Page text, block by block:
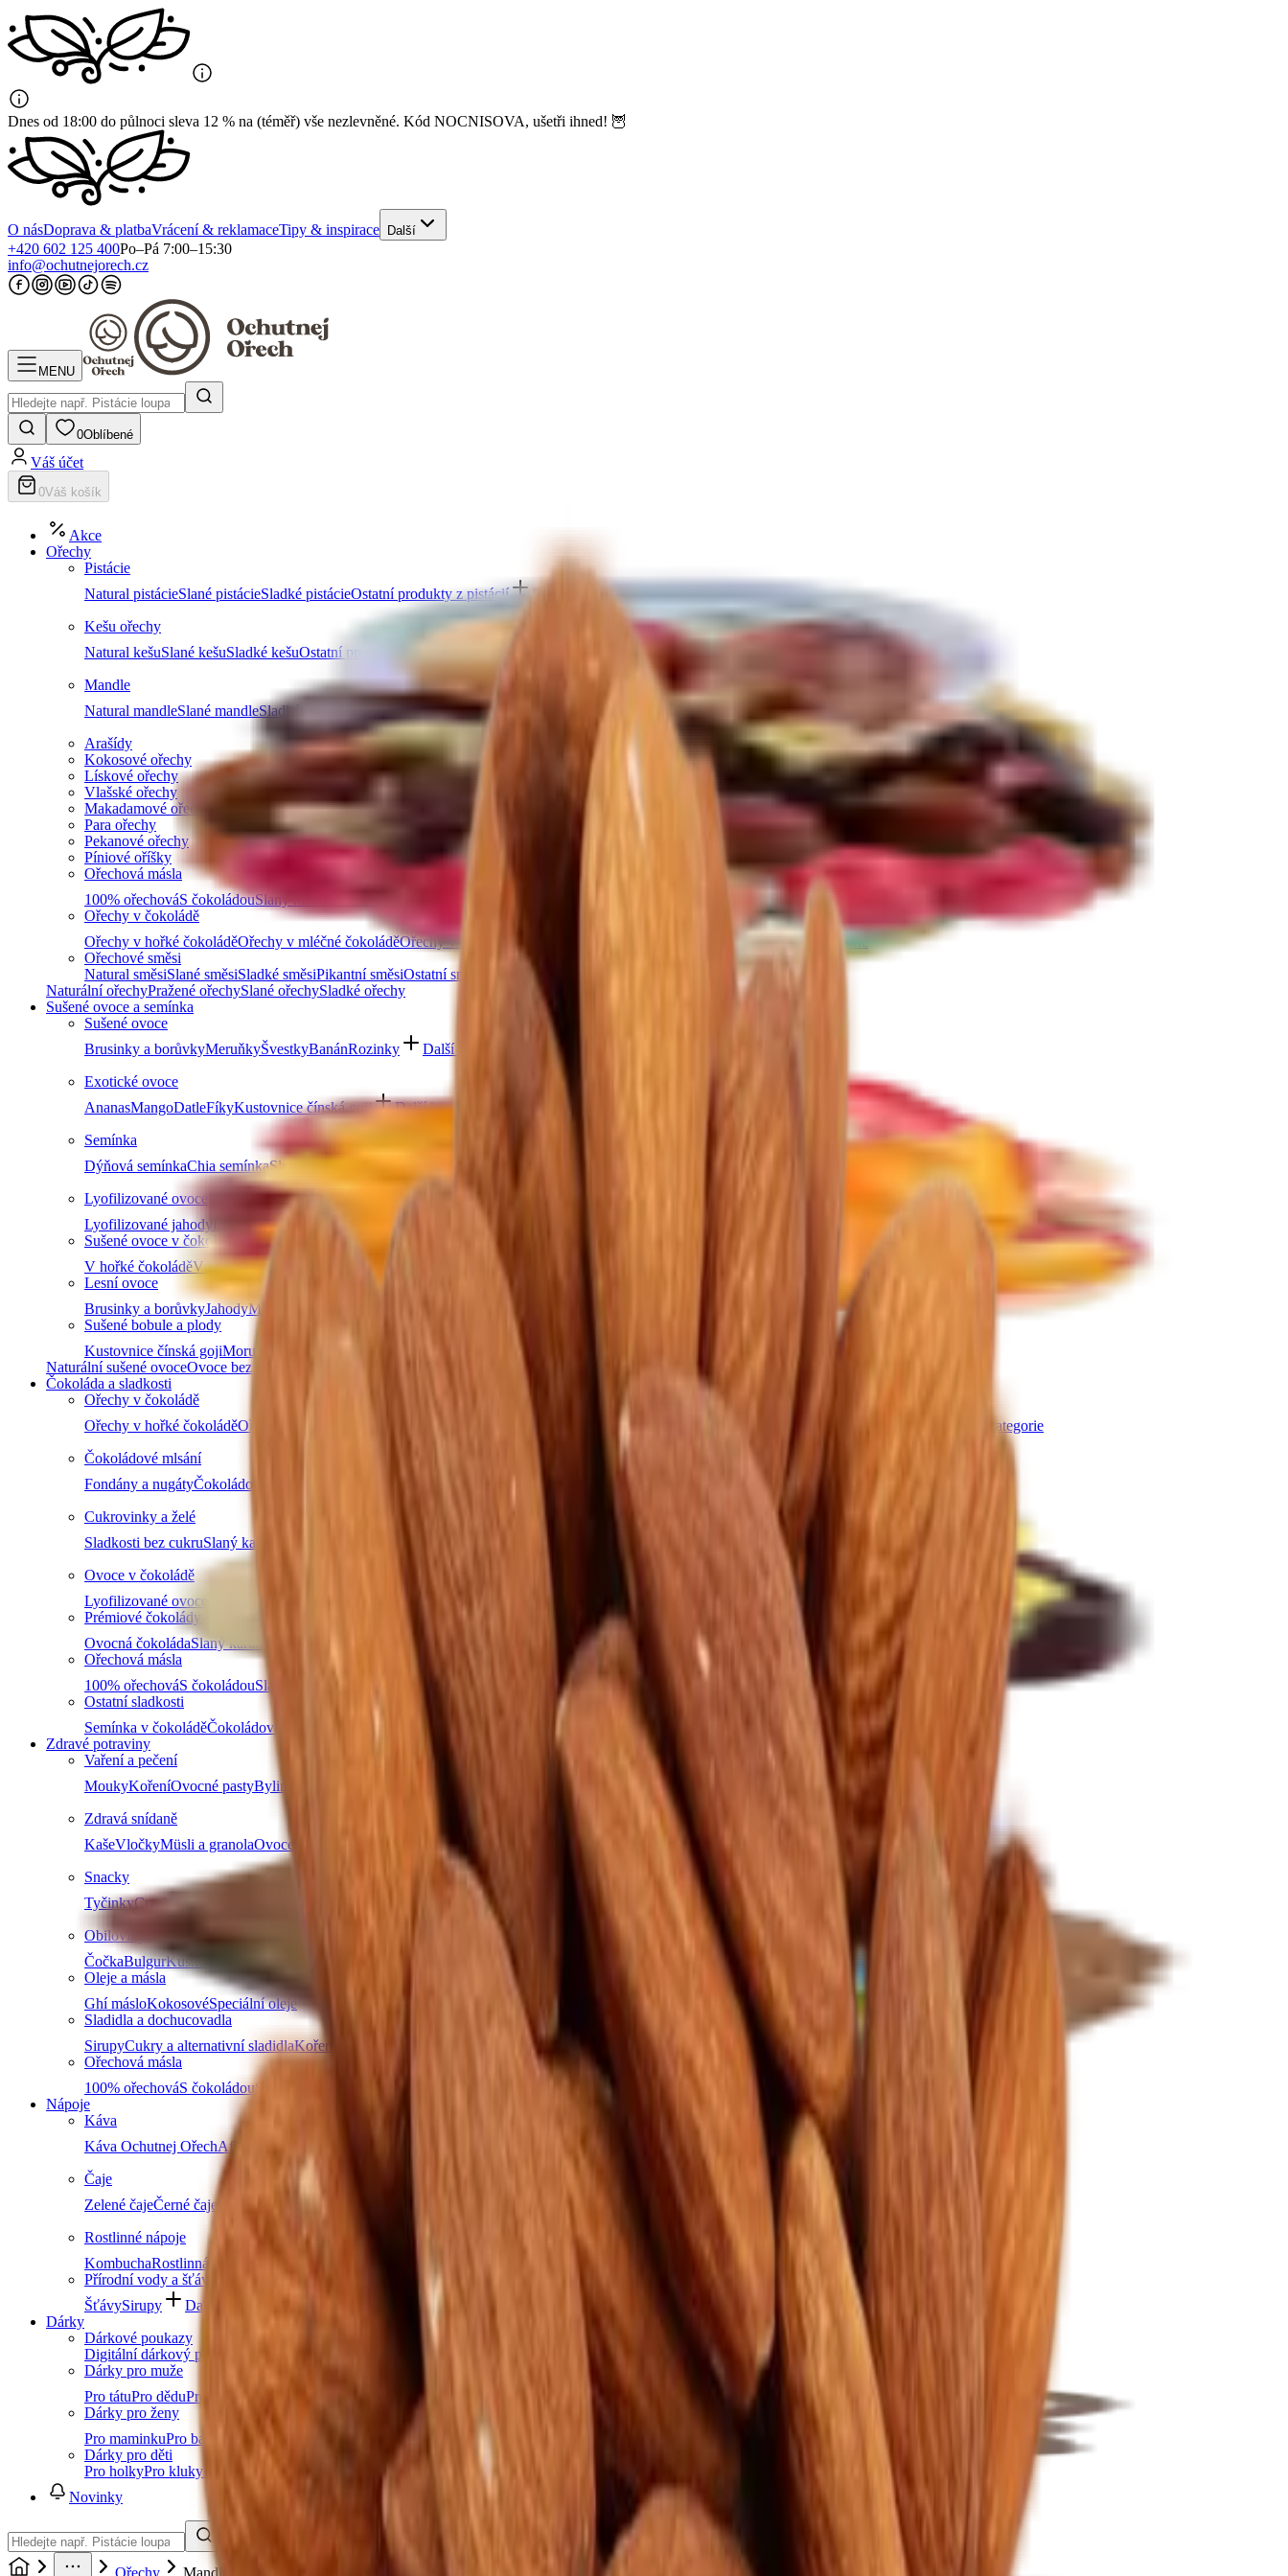
Dnes od 18:00 do půlnoci sleva 12 % na (téměř) vše nezlevněné. Kód NOCNISOVA, ušetři ihned! 🦉
O násDoprava & platbaVrácení & reklamaceTipy & inspirace Další
+420 602 125 400Po–Pá 7:00–15:30
info@ochutnejorech.cz
MENU
0Oblíbené
Váš účet
0Váš košík
Akce
Ořechy
Pistácie
Natural pistácieSlané pistácieSladké pistácieOstatní produkty z pistácií
Další kategorie
Kešu ořechy
Natural kešuSlané kešuSladké kešuOstatní produkty z kešu
Mandle
Natural mandleSlané mandleSladké mandle Ostatní produkty z mandlí
Další kategorie
Arašídy
Kokosové ořechy
Lískové ořechy
Vlašské ořechy
Makadamové ořechy
Para ořechy
Pekanové ořechy
Píniové oříšky
Ořechová másla
100% ořechováS čokoládouSlaný karamel Ostatní másla a pasty
Ořechy v čokoládě
Ořechy v hořké čokoláděOřechy v mléčné čokoláděOřechy v bílé čokoládě Ořechy v tiramisu
Další kategorie
Ořechové směsi
Natural směsiSlané směsiSladké směsiPikantní směsiOstatní směsi
Naturální ořechyPražené ořechySlané ořechySladké ořechy
Sušené ovoce a semínka
Sušené ovoce
Brusinky a borůvkyMeruňkyŠvestkyBanánRozinky
Další kategorie
Exotické ovoce
AnanasMangoDatleFíkyKustovnice čínská goji
Další kategorie
Semínka
Dýňová semínkaChia semínkaSlunečnicová semínka
Lyofilizované ovoce
Lyofilizované jahodyLyofilizované maliny Lyofilizovaný mix ovoce
Sušené ovoce v čokoládě
V hořké čokoláděV mléčné čokoládě V bílé čokoládě a jogurtu V karobu
Lesní ovoce
Brusinky a borůvkyJahodyMaliny
Sušené bobule a plody
Kustovnice čínská gojiMoruše Ostatní exotické plody
Naturální sušené ovoceOvoce bez přidaného cukru
Čokoláda a sladkosti
Ořechy v čokoládě
Ořechy v hořké čokoláděOřechy v mléčné čokoládě
Další kategorie
Čokoládové mlsání
Fondány a nugátyČokoládové hrudky a pecky Hořká čokoláda Mléčná čokoláda Bílá čokoláda
Cukrovinky a želé
Sladkosti bez cukruSlaný karamel
Ovoce v čokoládě
Lyofilizované ovoce v čokoládě
Ovoce v mléčné čokoládě Jablečné trubičky máčené v čokoládě
Další kategorie
Prémiové čokolády
Ovocná čokoládaSlaný karamel Čokolády bez palmového oleje Čokolády bez cukru
Další kategorie
Ořechová másla
100% ořechováS čokoládouSlaný karamel Ostatní másla a pasty
Další kategorie
Ostatní sladkosti
Semínka v čokoláděČokoládové směsi
Zdravé potraviny
Vaření a pečení
MoukyKořeníOvocné pastyBylinky
Další kategorie
Zdravá snídaně
KašeVločkyMüsli a granolaOvoce do müsli Další produkty zdravé snídaně
Další kategorie
Snacky
TyčinkyCrackeryBezlepkové křupky
Další kategorie
Obiloviny a luštěniny
ČočkaBulgurKuskusTěstoviny
Oleje a másla
Ghí másloKokosovéSpeciální oleje
Sladidla a dochucovadla
SirupyCukry a alternativní sladidlaKoření
Další kategorie
Ořechová másla
100% ořechováS čokoládouSlaný karamel Ostatní másla a pasty
Další kategorie
Nápoje
Káva
Káva Ochutnej OřechAfrická káva Značková káva
Další kategorie
Čaje
Zelené čajeČerné čaje Bylinné čaje Ovocné čaje
Rostlinné nápoje
KombuchaRostlinná mléka
Přírodní vody a šťávy
ŠťávySirupy
Další kategorie
Dárky
Dárkové poukazy
Digitální dárkový poukaz (okamžitě e-mailem)
Dárky pro muže
Pro tátuPro děduPro bratra Pro přítele Pro kamaráda
Dárky pro ženy
Pro maminkuPro babičku Pro sestru Pro manželku Pro přítelkyni Pro kamarádku
Dárky pro děti
Pro holkyPro kluky
Novinky
Ořechy Mandle